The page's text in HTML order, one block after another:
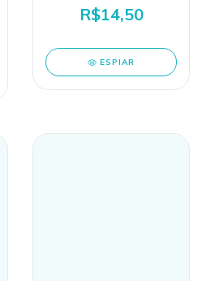
R$14,50
ESPIAR